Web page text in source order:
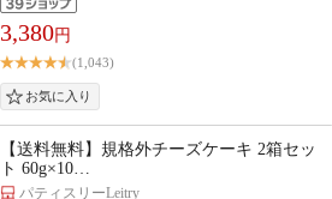
3,380円
(1,043)
【送料無料】規格外チーズケーキ 2箱セッ
ト 60g×10…
パティスリーLeitry